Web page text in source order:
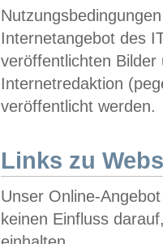
Internetangebot des
veröffentlichten
Internetredaktion
veröffentlicht werden.
Links zu
Unser Online-
keinen Einfluss